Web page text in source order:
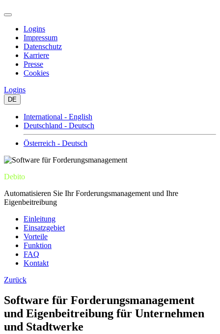
Logins
Impressum
Datenschutz
Karriere
Presse
Cookies
Logins
DE
International - English
Deutschland - Deutsch
Österreich - Deutsch
Debito
Automatisieren Sie Ihr Forderungsmanagement und Ihre
Eigenbeitreibung
Einleitung
Einsatzgebiet
Vorteile
Funktion
FAQ
Kontakt
Zurück
Software für Forderungs­management
und Eigenbeitreibung für Unternehmen
und Stadtwerke